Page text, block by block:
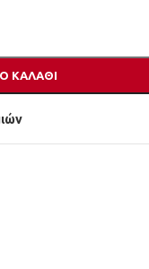
ΚΑΛΆΘΙ